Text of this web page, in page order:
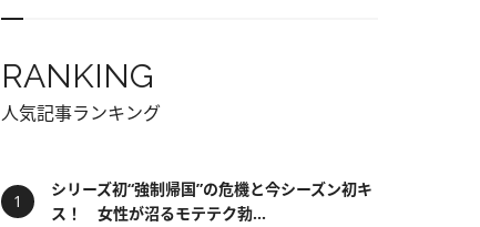
RANKING
人気記事ランキング
シリーズ初“強制帰国”の危機と今シーズン初キ
ス！ 女性が沼るモテテク勃...